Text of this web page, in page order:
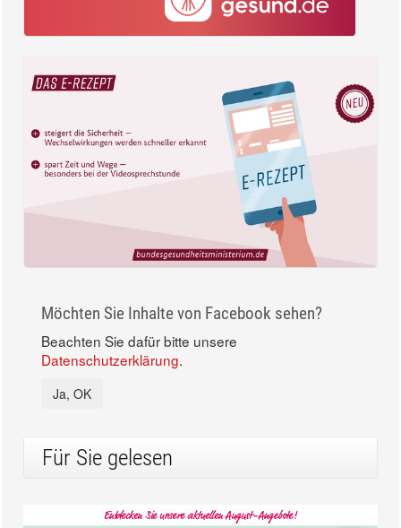
Möchten Sie Inhalte von Facebook sehen?
Beachten Sie dafür bitte unsere
Datenschutzerklärung.
Ja, OK
Für Sie gelesen